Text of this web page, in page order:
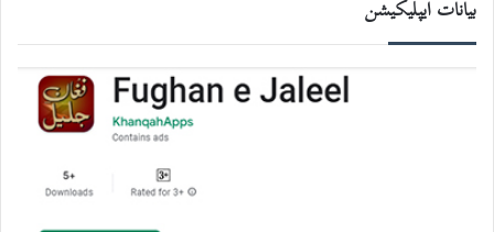
بیانات ایپلیکیشن